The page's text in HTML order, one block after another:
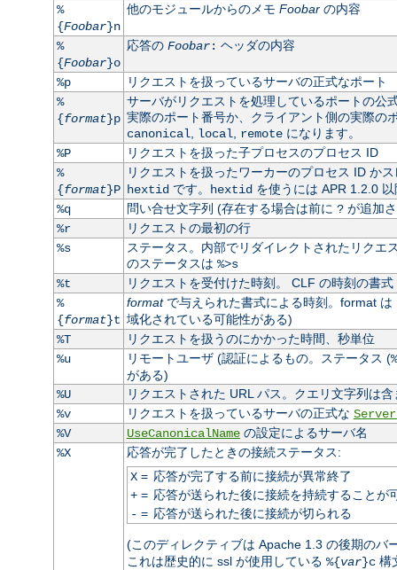
%
{Foobar}n
他のモジュールからのメモ Foobarの内容
%
{Foobar}o
応答の Foobar: ヘッダの内容
%p
リクエストを扱っているサーバの正式なポート
%
{format}p
サーバがリクエストを処理しているポートの公
実際のポート番号か、クライアント側の実際の
canonical local remoteになります。
%P
リクエストを扱った子プロセスのプロセス ID
%
{format}P
リクエストを扱ったワーカーのプロセス ID か
hextidです。 hextidを使うには APR 1.2.0 以
%q
問い合せ文字列 (存在する場合は前に ?が追加
%r
リクエストの最初の行
%s
ステータス。内部でリダイレクトされたリク
のステータスは %>s
%t
リクエストを受付けた時刻。 CLF の時刻の書
%
{format}t
formatで与えられた書式による時刻。format は
域化されている可能性がある)
%T
リクエストを扱うのにかかった時間、秒単位
%u
リモートユーザ (認証によるもの。ステータス (
がある)
%U
リクエストされた URL パス。クエリ文字列は含
%v
リクエストを扱っているサーバの正式な
%V
UseCanonicalNameの設定によるサーバ名
%X
応答が完了したときの接続ステータス:
X= 応答が完了する前に接続が異常終了
+= 応答が送られた後に接続を持続することが
- = 応答が送られた後に接続が切られる
(このディレクティブは Apache 1.3 の後期のバ
これは歴史的に ssl が使用している %{var}c構